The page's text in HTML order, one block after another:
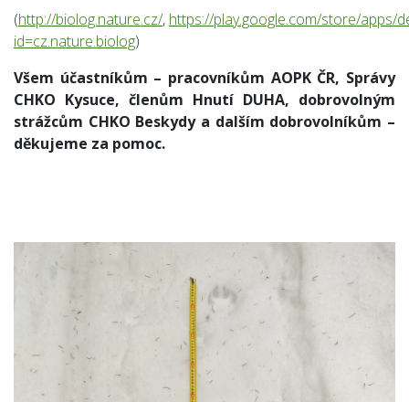
(http://biolog.nature.cz/, https://play.google.com/store/apps/
id=cz.nature.biolog)
Všem účastníkům – pracovníkům AOPK ČR, Správy
CHKO Kysuce, členům Hnutí DUHA, dobrovolným
strážcům CHKO Beskydy a dalším dobrovolníkům –
děkujeme za pomoc.